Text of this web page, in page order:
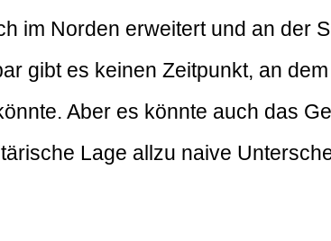
im Norden erweitert und an der
gibt es keinen Zeitpunkt, an
Aber es könnte auch das
Lage allzu naive